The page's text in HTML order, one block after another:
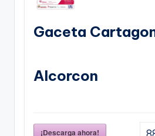
Gaceta
Alcorcon
¡Descarga ahora!